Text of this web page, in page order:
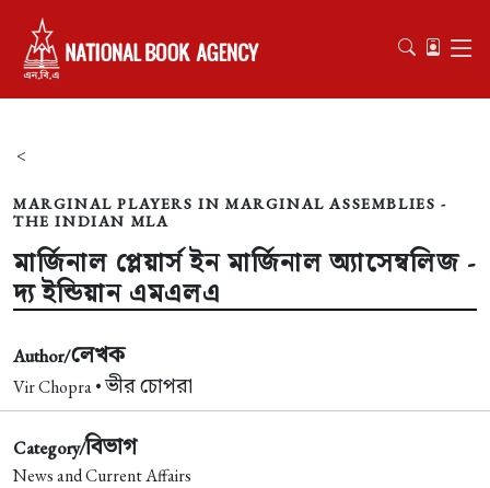
<
MARGINAL PLAYERS IN MARGINAL ASSEMBLIES -
THE INDIAN MLA
মার্জিনাল প্লেয়ার্স ইন মার্জিনাল অ্যাসেম্বলিজ -
দ্য ইন্ডিয়ান এমএলএ
Author/লেখক
Vir Chopra •ভীর চোপরা
Category/বিভাগ
News and Current Affairs